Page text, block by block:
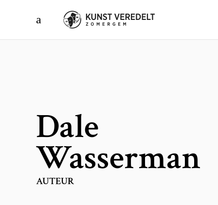
Dale
Wasserman
AUTEUR